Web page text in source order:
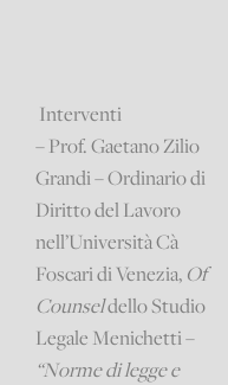
Interventi
– Prof. Gaetano Zilio
Grandi – Ordinario di
Diritto del Lavoro
nell’Università Cà
Foscari di Venezia, Of
Counseldello Studio
Legale Menichetti –
“Norme di legge e